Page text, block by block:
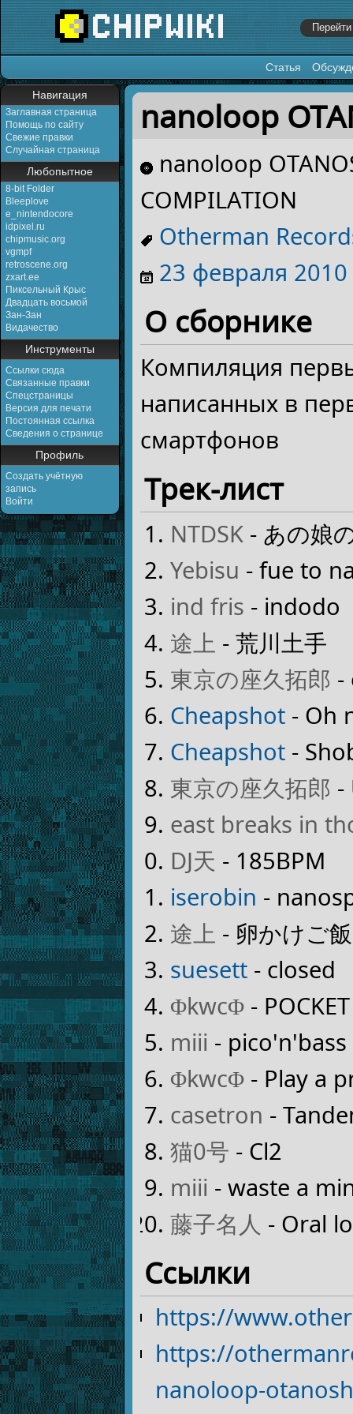
Статья
Навигация
Заглавная страница
Помощь по сайту
Свежие правки
Случайная страница
Любопытное
8-bit Folder
Bleeplove
e_nintendocore
idpixel.ru
chipmusic.org
vgmpf
retroscene.org
zxart.ee
Пиксельный Крыс
Двадцать восьмой
Зан-Зан
Видачество
Инструменты
Ссылки сюда
Связанные правки
Спецстраницы
Версия для печати
Постоянная ссылка
Сведения о странице
Профиль
Создать учётную
запись
Войти
Перейти к:навигация,поиск
nanoloop
nanoloop
COMPILATION
Otherman
23 февраля 2010
О сборнике
Компиляция
написанных в
смартфонов
Трек-лист
NTDSK - あの娘
Yebisu - fue to
ind fris - indodo
途上 - 荒川土手
東京の座久拓郎 -
Cheapshot - Oh
Cheapshot -
東京の座久拓郎 -
east breaks in
DJ天 - 185BPM
iserobin -
途上 - 卵かけご飯
suesett - closed
ΦkwcΦ -
miii - pico'n'bass
ΦkwcΦ - Play a
casetron -
猫0号 - Cl2
miii - waste a
藤子名人 - Oral
Ссылки
https://
https://
nanoloop-